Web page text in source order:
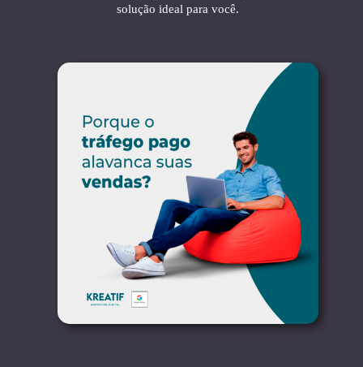
solução ideal para você.